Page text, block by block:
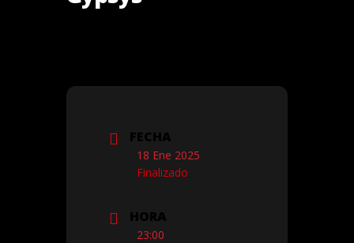
FECHA
18 Ene 2025
Finalizado
HORA
23:00